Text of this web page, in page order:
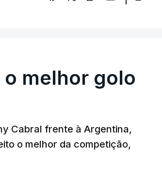
melhor golo
Cabral frente à Argentina,
o melhor da competição,